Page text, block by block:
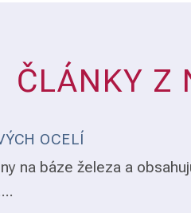
ČLÁNKY Z
OCELÍ
na báze železa a